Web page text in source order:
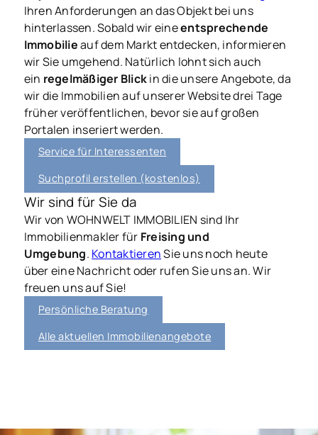
Ihren Anforderungen an das Objekt bei uns
hinterlassen. Sobald wir eineentsprechende
Immobilieauf dem Markt entdecken, informieren
wir Sie umgehend. Natürlich lohnt sich auch
ein regelmäßiger Blickin die unsere Angebote, da
wir die Immobilien auf unserer Website drei Tage
früher veröffentlichen, bevor sie auf großen
Portalen inseriert werden.
Service für Interessenten
Suchprofil erstellen (kostenlos)
Wir sind für Sie da
Wir von WOHNWELT IMMOBILIEN sind Ihr
Immobilienmakler für Freising und
Umgebung. KontaktierenSie uns noch heute
über eine Nachricht oder rufen Sie uns an. Wir
freuen uns auf Sie!
Persönliche Beratung
Alle aktuellen Immobilienangebote